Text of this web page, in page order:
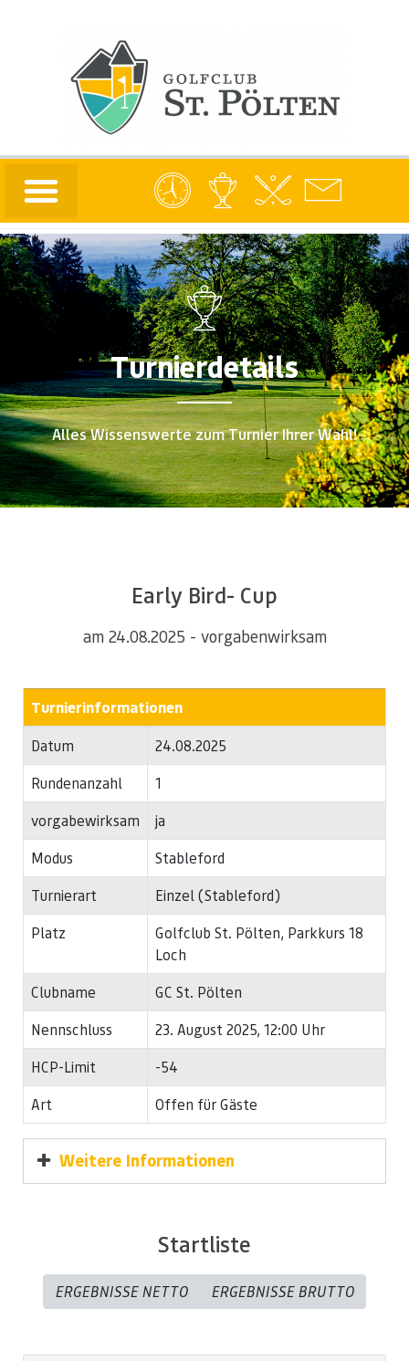
Turnierdetails
Alles Wissenswerte zum Turnier Ihrer Wahl!
Early Bird- Cup
am 24.08.2025 - vorgabenwirksam
Turnierinformationen
Datum
24.08.2025
Rundenanzahl
1
vorgabewirksam
ja
Modus
Stableford
Turnierart
Einzel (Stableford)
Platz
Golfclub St. Pölten, Parkkurs 18
Loch
Clubname
GC St. Pölten
Nennschluss
23. August 2025, 12:00 Uhr
HCP-Limit
-54
Art
Offen für Gäste
Weitere Informationen
Serienstart ist immer ab 6:00, Scorekarten gibt es beim Start,
Nenngeld usw. im Anschluss an die Runde begleichen.
Startliste
ERGEBNISSE NETTO ERGEBNISSE BRUTTO